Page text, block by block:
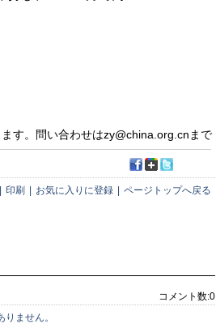
す。問い合わせはzy@china.org.cnまで
印刷 お気に入りに登録 ページトップへ戻る
コメント数:0
ません。